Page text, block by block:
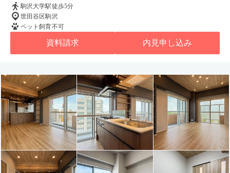
駒沢大学駅徒歩5分
世田谷区駒沢
ペット飼育不可
資料請求 内見申し込み